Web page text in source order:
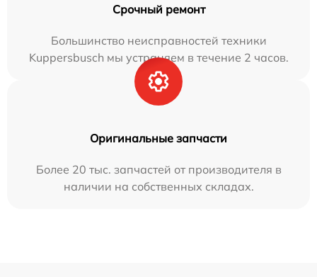
Срочный ремонт
Большинство неисправностей техники
Kuppersbusch мы устраняем в течение 2 часов.
Оригинальные запчасти
Более 20 тыс. запчастей от производителя в
наличии на собственных складах.